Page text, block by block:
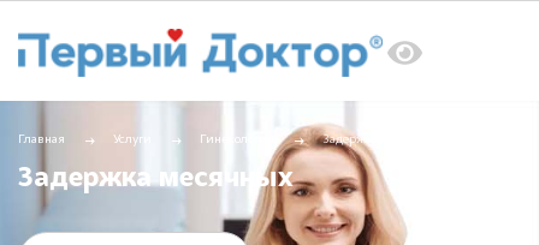
Главная Услуги Гинекология Задержка месячных
Задержка месячных